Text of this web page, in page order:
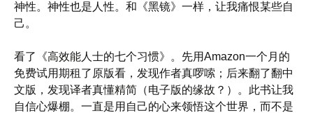
神性。神性也是人性。和《黑镜》一样，让我痛恨某些自
己。
看了《高效能人士的七个习惯》。先用Amazon一个月的
免费试用期租了原版看，发现作者真啰嗦；后来翻了翻中
文版，发现译者真懂精简（电子版的缘故？）。此书让我
自信心爆棚。一直是用自己的心来领悟这个世界，而不是